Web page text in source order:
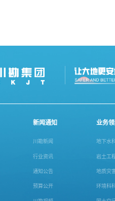
新闻通知
川勘新闻
行业资讯
通知公告
预算公开
业务
地下水
岩土工
地质灾
环境科